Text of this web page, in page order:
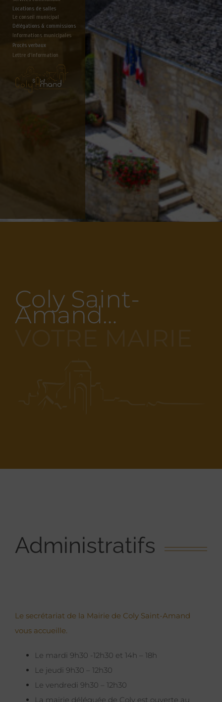
Locations de salles
Le conseil municipal
Délégations & commissions
Informations municipales
Lettre d'information
Procès verbaux
Coly Saint-
Amand…
Administratifs
Le secrétariat de la Mairie de Coly Saint-Amand
vous accueille.
Le mardi 9h30 -12h30 et 14h – 18h
Le jeudi 9h30 – 12h30
Le vendredi 9h30 – 12h30
La mairie déléguée de Coly est ouverte au